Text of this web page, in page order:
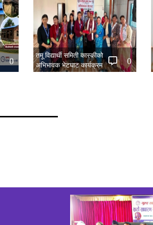
0 0
तमू विद्यार्थी समिती कास्कीको
अभिभावक भेटघाट कार्यक्रम
सम्पन्न